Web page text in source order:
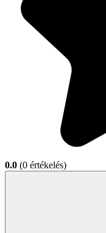
0.0 (0 értékelés)